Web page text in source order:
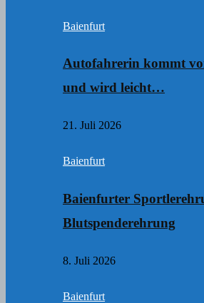
Baienfurt
Autofahrerin kommt
und wird leicht…
21. Juli 2026
Baienfurt
Baienfurter
Blutspenderehrung
8. Juli 2026
Baienfurt